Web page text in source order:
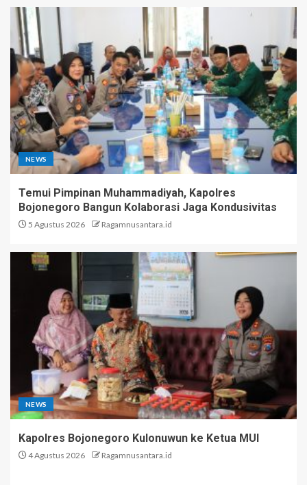
NEWS
Temui Pimpinan Muhammadiyah, Kapolres
Bojonegoro Bangun Kolaborasi Jaga Kondusivitas
5 Agustus 2026 Ragamnusantara.id
NEWS
Kapolres Bojonegoro Kulonuwun ke Ketua MUI
4 Agustus 2026 Ragamnusantara.id